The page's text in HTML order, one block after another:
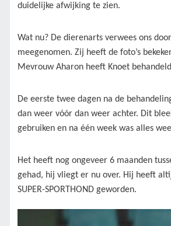
duidelijke afwijking te zien.
Wat nu? De dierenarts verwees ons
meegenomen. Zij heeft de foto’s
Mevrouw Aharon heeft Knoet
De eerste twee dagen na de
dan weer vóór dan weer achter. Dit
gebruiken en na één week was alles
Het heeft nog ongeveer 6 maanden
gehad, hij vliegt er nu over. Hij heeft
SUPER-SPORTHOND geworden.